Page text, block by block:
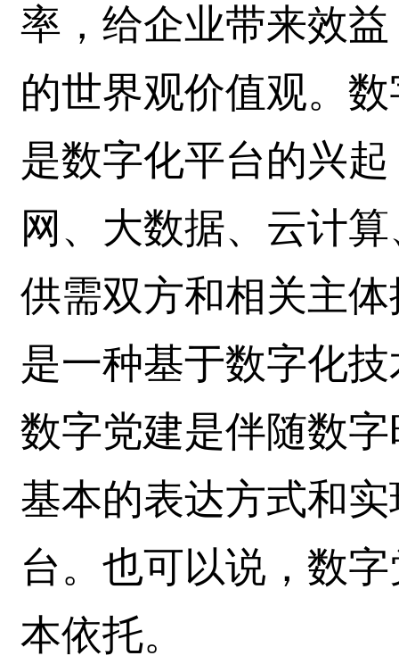
率，给企业带来效
的世界观价值观。
是数字化平台的兴
网、大数据、云计
供需双方和相关主
是一种基于数字化
数字党建是伴随数
基本的表达方式和
台。也可以说，数
本依托。